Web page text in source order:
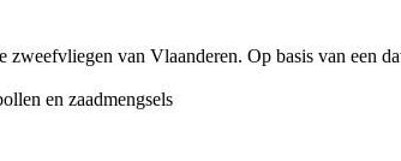
van Vlaanderen. Op basis van een